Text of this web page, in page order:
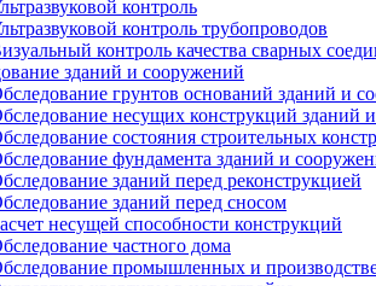
контроль
контроль трубопроводов
контроль качества сварных
зданий и сооружений
грунтов оснований зданий и
несущих конструкций зданий
состояния строительных
фундамента зданий и
зданий перед реконструкцией
зданий перед сносом
несущей способности конструкций
частного дома
промышленных и